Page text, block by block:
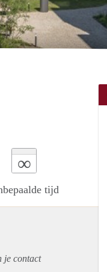
∞
tijd
je contact